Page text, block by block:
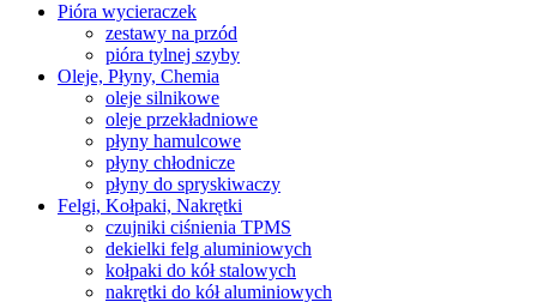
Pióra wycieraczek
zestawy na przód
pióra tylnej szyby
Oleje, Płyny, Chemia
oleje silnikowe
oleje przekładniowe
płyny hamulcowe
płyny chłodnicze
płyny do spryskiwaczy
Felgi, Kołpaki, Nakrętki
czujniki ciśnienia TPMS
dekielki felg aluminiowych
kołpaki do kół stalowych
nakrętki do kół aluminiowych